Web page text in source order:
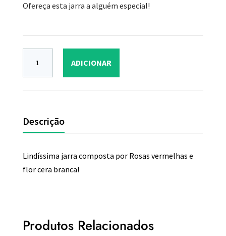
Ofereça esta jarra a alguém especial!
ADICIONAR
Descrição
Lindíssima jarra composta por Rosas vermelhas e
flor cera branca!
Produtos Relacionados